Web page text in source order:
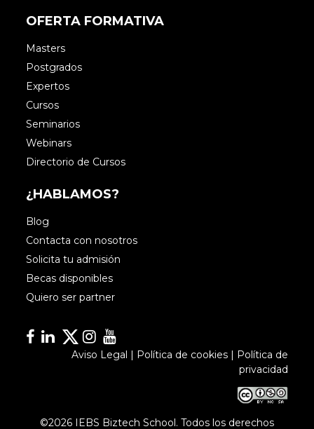
OFERTA FORMATIVA
Masters
Postgrados
Expertos
Cursos
Seminarios
Webinars
Directorio de Cursos
¿HABLAMOS?
Blog
Contacta con nosotros
Solicita tu admisión
Becas disponibles
Quiero ser partner
Facebook
Linkedin
Linkedin
Instagram
Aviso Legal | Política de cookies| Política de
privacidad
©2026 IEBS Biztech School. Todos los derechos